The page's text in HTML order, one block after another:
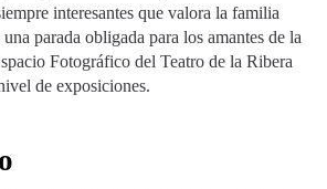
interesantes que valora la familia
parada obligada para los amantes de la
Fotográfico del Teatro de la Ribera
de exposiciones.